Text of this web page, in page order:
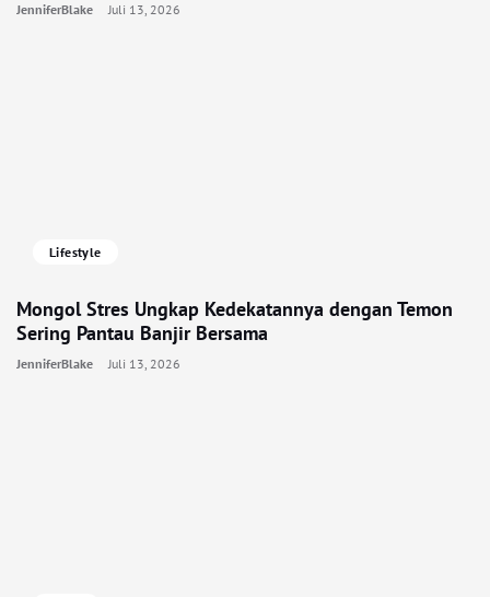
JenniferBlake Juli 13, 2026
Lifestyle
Mongol Stres Ungkap Kedekatannya dengan Temon
Sering Pantau Banjir Bersama
JenniferBlake Juli 13, 2026